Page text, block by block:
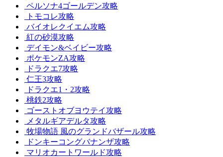
ペルソナ4ゴールデン攻略
トモコレ攻略
バイオレクイエム攻略
紅の砂漠攻略
デイモン&ベイビー攻略
ポケモンZA攻略
ドラクエ7攻略
仁王3攻略
ドラクエ1・2攻略
桃鉄2攻略
ゴーストオブヨウテイ攻略
メタルギアデルタ攻略
牧場物語 風のグランドバザール攻略
ドンキーコングバナンザ攻略
マリオカートワールド攻略